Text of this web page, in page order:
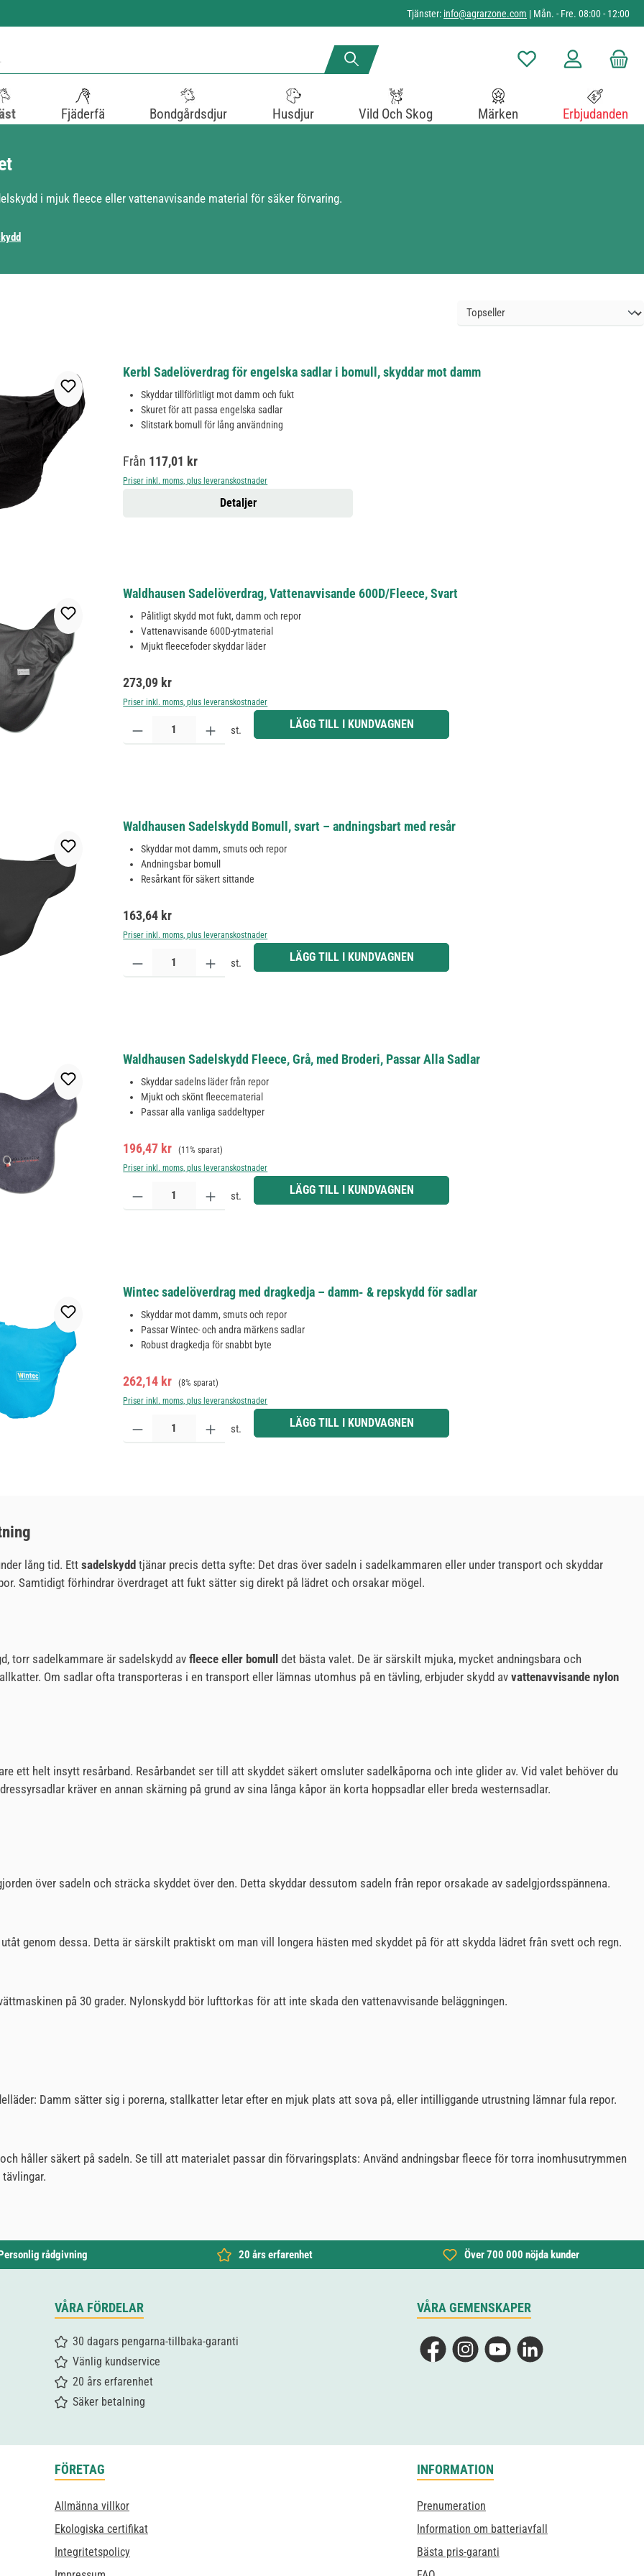
Tjänster: info@agrarzone.com | Mån. - Fre. 08:00 - 12:00
Du har 0 objekt i
Fjäderfä Bondgårdsdjur Husdjur Vild Och Skog Märken Erbjudanden
i mjuk fleece eller vattenavvisande material för säker förvaring.
Kerbl Sadelöverdrag för engelska sadlar i bomull, skyddar mot damm
Skyddar tillförlitligt mot damm och fukt
Skuret för att passa engelska sadlar
Slitstark bomull för lång användning
Ordinarie pris:
Från 117,01 kr
Priser inkl. moms, plus leveranskostnader
Detaljer
Waldhausen Sadelöverdrag, Vattenavvisande 600D/Fleece, Svart
Pålitligt skydd mot fukt, damm och repor
Vattenavvisande 600D-ytmaterial
Mjukt fleecefoder skyddar läder
Ordinarie pris:
273,09 kr
Priser inkl. moms, plus leveranskostnader
Produktkvantitet: Ange önskat belopp eller använd knapparna för att öka eller minska kvantiteten.
st. LÄGG TILL I KUNDVAGNEN
Waldhausen Sadelskydd Bomull, svart – andningsbart med resår
Skyddar mot damm, smuts och repor
Andningsbar bomull
Resårkant för säkert sittande
Ordinarie pris:
163,64 kr
Priser inkl. moms, plus leveranskostnader
Produktkvantitet: Ange önskat belopp eller använd knapparna för att öka eller minska kvantiteten.
st. LÄGG TILL I KUNDVAGNEN
Waldhausen Sadelskydd Fleece, Grå, med Broderi, Passar Alla Sadlar
Skyddar sadelns läder från repor
Mjukt och skönt fleecematerial
Passar alla vanliga saddeltyper
Försäljningspris:
196,47 kr Ordinarie pris:
(11% sparat)
Priser inkl. moms, plus leveranskostnader
Produktkvantitet: Ange önskat belopp eller använd knapparna för att öka eller minska kvantiteten.
st. LÄGG TILL I KUNDVAGNEN
Wintec sadelöverdrag med dragkedja – damm- & repskydd för sadlar
Skyddar mot damm, smuts och repor
Passar Wintec- och andra märkens sadlar
Robust dragkedja för snabbt byte
Försäljningspris:
262,14 kr Ordinarie pris:
(8% sparat)
Priser inkl. moms, plus leveranskostnader
Produktkvantitet: Ange önskat belopp eller använd knapparna för att öka eller minska kvantiteten.
st. LÄGG TILL I KUNDVAGNEN
lång tid. Ett sadelskydd tjänar precis detta syfte: Det dras över sadeln i sadelkammaren eller under transport och skyddar
Samtidigt förhindrar överdraget att fukt sätter sig direkt på lädret och orsakar mögel.
torr sadelkammare är sadelskydd av fleece eller bomull det bästa valet. De är särskilt mjuka, mycket andningsbara och
Om sadlar ofta transporteras i en transport eller lämnas utomhus på en tävling, erbjuder skydd av vattenavvisande nylon
ett helt insytt resårband. Resårbandet ser till att skyddet säkert omsluter sadelkåporna och inte glider av. Vid valet behöver du
kräver en annan skärning på grund av sina långa kåpor än korta hoppsadlar eller breda westernsadlar.
över sadeln och sträcka skyddet över den. Detta skyddar dessutom sadeln från repor orsakade av sadelgjordsspännena.
genom dessa. Detta är särskilt praktiskt om man vill longera hästen med skyddet på för att skydda lädret från svett och regn.
på 30 grader. Nylonskydd bör lufttorkas för att inte skada den vattenavvisande beläggningen.
Damm sätter sig i porerna, stallkatter letar efter en mjuk plats att sova på, eller intilliggande utrustning lämnar fula repor.
håller säkert på sadeln. Se till att materialet passar din förvaringsplats: Använd andningsbar fleece för torra inomhusutrymmen
rådgivning 20 års erfarenhet Över 700 000 nöjda kunder
VÅRA FÖRDELAR
30 dagars pengarna-tillbaka-garanti
Vänlig kundservice
20 års erfarenhet
Säker betalning
VÅRA GEMENSKAPER
FacebookInstagramYouTubeLinkedIn
FÖRETAG
Allmänna villkor
Ekologiska certifikat
Integritetspolicy
INFORMATION
Prenumeration
Information om batteriavfall
Bästa pris-garanti